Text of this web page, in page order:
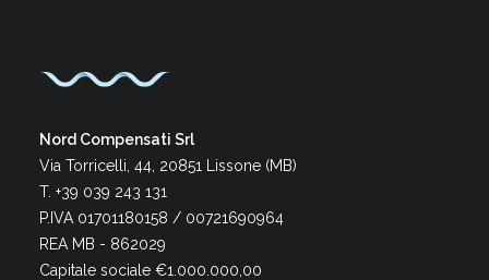
Nord Compensati Srl
Via Torricelli, 44, 20851 Lissone (MB)
T. +39 039 243 131
P.IVA 01701180158 / 00721690964
REA MB - 862029
Capitale sociale €1.000.000,00